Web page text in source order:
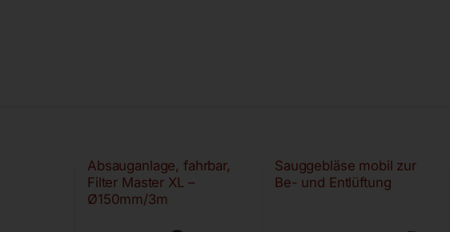
Absauganlage, fahrbar,
Filter Master XL –
Ø150mm/3m
Sauggebläse mobil zur
Be- und Entlüftung